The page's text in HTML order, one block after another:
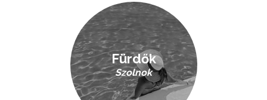
Fürdők
Szolnok